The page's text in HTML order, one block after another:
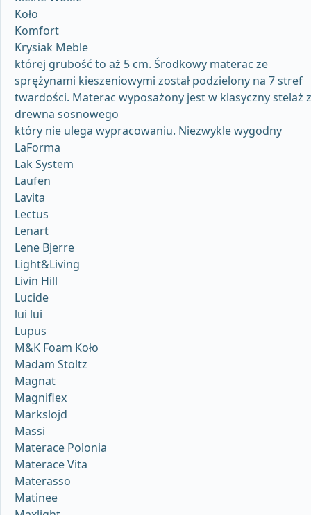
Koło
Komfort
Krysiak Meble
której grubość to aż 5 cm. Środkowy materac ze
sprężynami kieszeniowymi został podzielony na 7 stref
twardości. Materac wyposażony jest w klasyczny stelaż z
drewna sosnowego
który nie ulega wypracowaniu. Niezwykle wygodny
LaForma
Lak System
Laufen
Lavita
Lectus
Lenart
Lene Bjerre
Light&Living
Livin Hill
Lucide
lui lui
Lupus
M&K Foam Koło
Madam Stoltz
Magnat
Magniflex
Markslojd
Massi
Materace Polonia
Materace Vita
Materasso
Matinee